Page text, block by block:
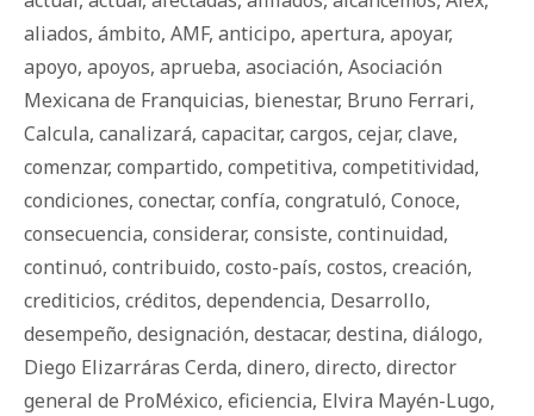
aliados, ámbito, AMF, anticipo, apertura, apoyar,
apoyo, apoyos, aprueba, asociación, Asociación
Mexicana de Franquicias, bienestar, Bruno Ferrari,
Calcula, canalizará, capacitar, cargos, cejar, clave,
comenzar, compartido, competitiva, competitividad,
condiciones, conectar, confía, congratuló, Conoce,
consecuencia, considerar, consiste, continuidad,
continuó, contribuido, costo-país, costos, creación,
crediticios, créditos, dependencia, Desarrollo,
desempeño, designación, destacar, destina, diálogo,
Diego Elizarráras Cerda, dinero, directo, director
general de ProMéxico, eficiencia, Elvira Mayén-Lugo,